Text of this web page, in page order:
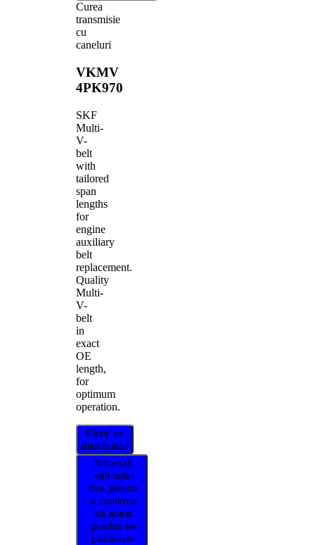
Curea
transmisie
cu
caneluri
VKMV
4PK970
SKF
Multi-
V-
belt
with
tailored
span
lengths
for
engine
auxiliary
belt
replacement.
Quality
Multi-
V-
belt
in
exact
OE
length,
for
optimum
operation.
Găsiți un
distribuitor
Selectați
vehiculul
dvs. pentru
a confirma
că acest
produs se
potrivește